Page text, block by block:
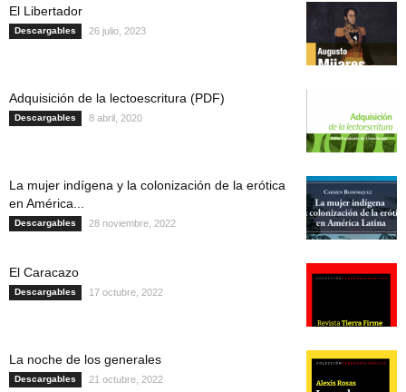
El Libertador
Descargables 26 julio, 2023
Adquisición de la lectoescritura (PDF)
Descargables 8 abril, 2020
La mujer indígena y la colonización de la erótica
en América...
Descargables 28 noviembre, 2022
El Caracazo
Descargables 17 octubre, 2022
La noche de los generales
Descargables 21 octubre, 2022